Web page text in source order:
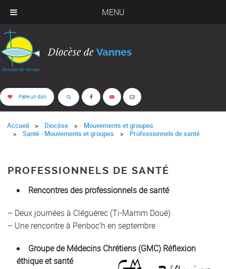
MENU
Diocèse de Vannes
Faire un don
Accueil Diocèse
Mouvements et groupes
Santé - Mouvements et groupes
Professionnels de santé
PROFESSIONNELS DE SANTÉ
Rencontres des professionnels de santé
– Deux journées à Cléguérec (Ti-Mamm Doué)
– Une rencontre à Penboc’h en septembre
Groupe de Médecins Chrétiens (GMC) Réflexion
éthique et santé